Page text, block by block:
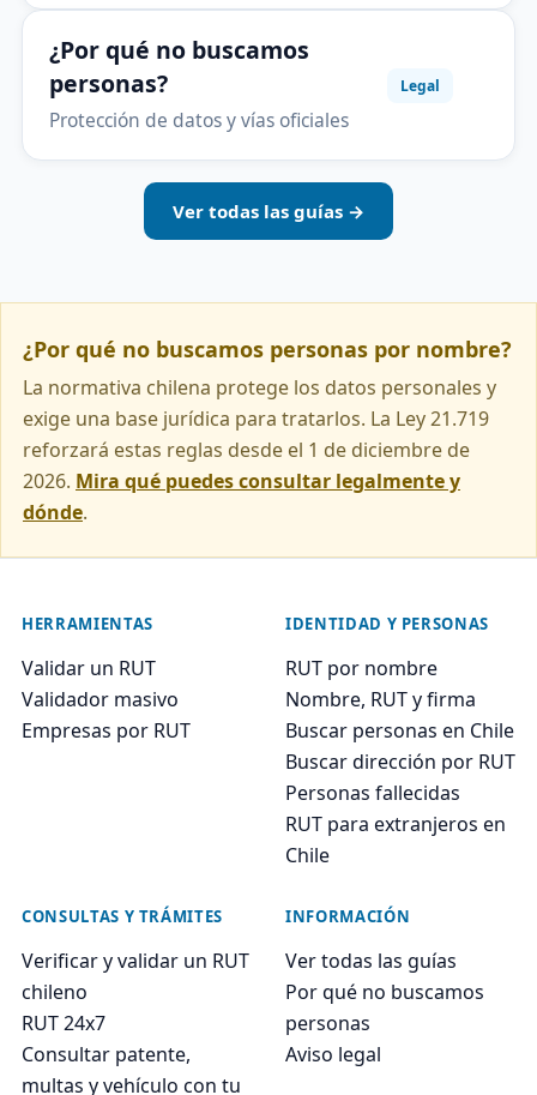
¿Por qué no buscamos
personas?
Protección de datos y vías oficiales
Legal
Ver todas las guías →
¿Por qué no buscamos personas por nombre?
La normativa chilena protege los datos personales y
exige una base jurídica para tratarlos. La Ley 21.719
reforzará estas reglas desde el 1 de diciembre de
2026. Mira qué puedes consultar legalmente y
dónde.
HERRAMIENTAS
Validar un RUT
Validador masivo
Empresas por RUT
IDENTIDAD Y PERSONAS
RUT por nombre
Nombre, RUT y firma
Buscar personas en Chile
Buscar dirección por RUT
Personas fallecidas
RUT para extranjeros en
Chile
CONSULTAS Y TRÁMITES
Verificar y validar un RUT
chileno
RUT 24x7
Consultar patente,
multas y vehículo con tu
INFORMACIÓN
Ver todas las guías
Por qué no buscamos
personas
Aviso legal